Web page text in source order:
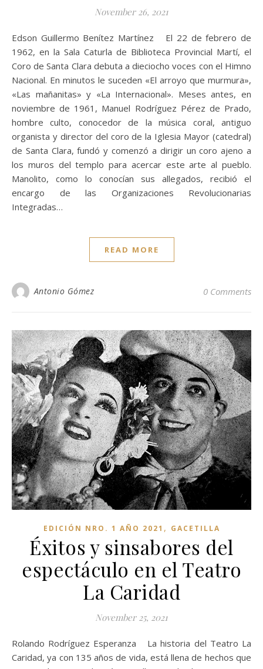
November 26, 2021
Edson Guillermo Benítez Martínez El 22 de febrero de
1962, en la Sala Caturla de Biblioteca Provincial Martí, el
Coro de Santa Clara debuta a dieciocho voces con el Himno
Nacional. En minutos le suceden «El arroyo que murmura»,
«Las mañanitas» y «La Internacional». Meses antes, en
noviembre de 1961, Manuel Rodríguez Pérez de Prado,
hombre culto, conocedor de la música coral, antiguo
organista y director del coro de la Iglesia Mayor (catedral)
de Santa Clara, fundó y comenzó a dirigir un coro ajeno a
los muros del templo para acercar este arte al pueblo.
Manolito, como lo conocían sus allegados, recibió el
encargo de las Organizaciones Revolucionarias
Integradas…
READ MORE
Antonio Gómez 0 Comments
EDICIÓN NRO. 1 AÑO 2021 , GACETILLA
Éxitos y sinsabores del
espectáculo en el Teatro
La Caridad
November 25, 2021
Rolando Rodríguez Esperanza La historia del Teatro La
Caridad, ya con 135 años de vida, está llena de hechos que